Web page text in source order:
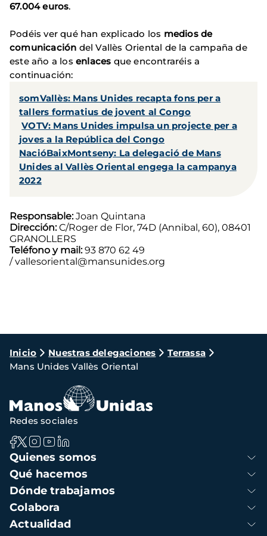
67.004 euros.
Podéis ver qué han explicado los medios de
comunicación del Vallès Oriental de la campaña de
este año a los enlaces que encontraréis a
continuación:
somVallès: Mans Unides recapta fons per a
tallers formatius de jovent al Congo
VOTV: Mans Unides impulsa un projecte per a
joves a la República del Congo
NacióBaixMontseny: La delegació de Mans
Unides al Vallès Oriental engega la campanya
2022
Responsable:Joan Quintana
Dirección:C/Roger de Flor, 74D (Annibal, 60), 08401
GRANOLLERS
Teléfono y mail:93 870 62 49
/ vallesoriental@mansunides.org
Ruta
de
navegación
Inicio Nuestras delegaciones
Terrassa
Mans Unides Vallès Oriental
Navegación
principal
Quienes somos
Qué hacemos
Dónde trabajamos
Colabora
Actualidad
Redes sociales